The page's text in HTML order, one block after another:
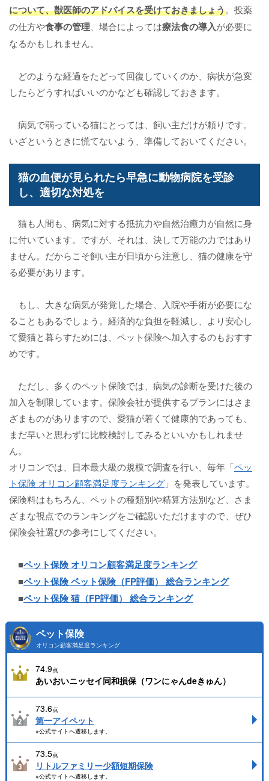
について、獣医師のアドバイスを受けておきましょう。投薬
の仕方や食事の管理 、場合によっては療法食の導入が必要に
なるかもしれません。
どのような経過をたどって回復していくのか、病状が急変
したらどうすればいいのかなども確認しておきます。
病気で弱っている猫にとっては、飼い主だけが頼りです。
いざというときに慌てないよう、準備しておいてください。
猫の血便が見られたら早急に動物病院を受診
し、適切な対処を
猫も人間も、病気に対する抵抗力や自然治癒力が自然に身
に付いています。ですが、それは、決して万能の力ではあり
ません。だからこそ飼い主が日頃から注意し、猫の健康を守
る必要があります。
もし、大きな病気が発覚した場合、入院や手術が必要にな
ることもあるでしょう。経済的な負担を軽減し、より安心し
て愛猫と暮らすためには、ペット保険へ加入するのもおすす
めです。
ただし、多くのペット保険では、病気の診断を受けた後の
加入を制限しています。保険会社が提供するプランにはさま
ざまものがありますので、愛猫が若くて健康的であっても、
まだ早いと思わずに比較検討してみるといいかもしれませ
ん。
オリコンでは、日本最大級の規模で調査を行い、毎年「ペッ
ト保険 オリコン顧客満足度ランキング 」を発表しています。
保険料はもちろん、ペットの種類別や精算方法別など、さま
ざまな視点でのランキングをご確認いただけますので、ぜひ
保険会社選びの参考にしてください。
■ペット保険 オリコン顧客満足度ランキング
■ペット保険 ペット保険（FP評価） 総合ランキング
■ペット保険 猫（FP評価） 総合ランキング
ペット保険
オリコン顧客満足度ランキング
74.9点
あいおいニッセイ同和損保（ワンにゃんdeきゅん）
73.6点
第一アイペット
※公式サイトへ遷移します。
73.5点
リトルファミリー少額短期保険
※公式サイトへ遷移します。